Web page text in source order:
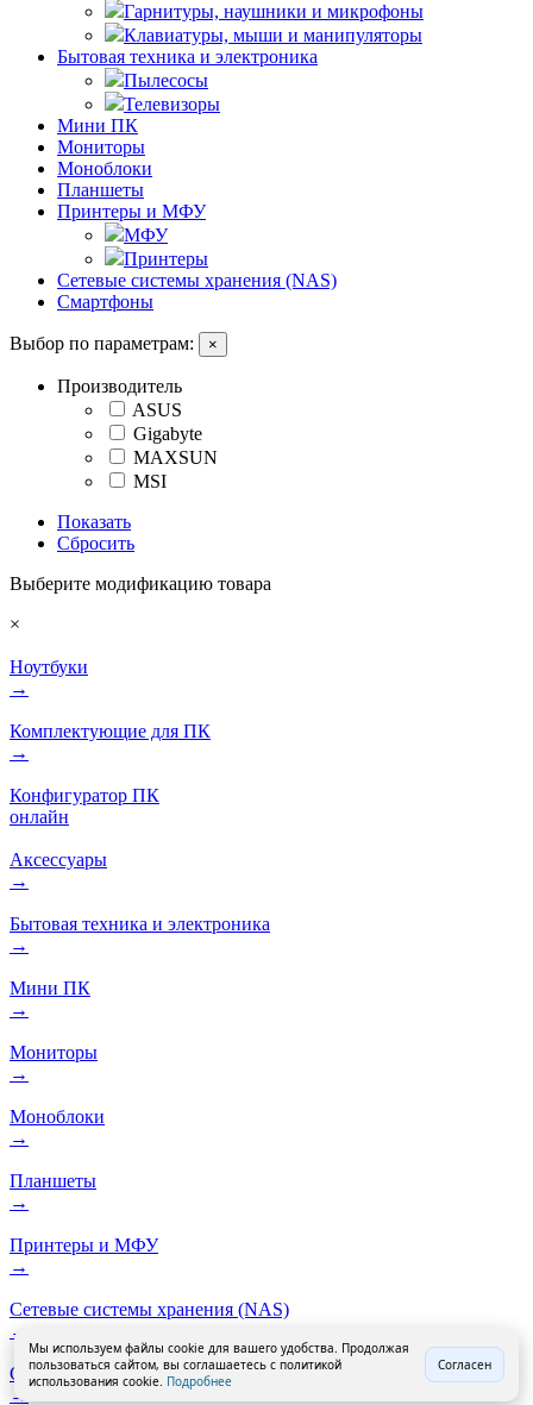
Гарнитуры, наушники и микрофоны
Клавиатуры, мыши и манипуляторы
Бытовая техника и электроника
Пылесосы
Телевизоры
Мини ПК
Мониторы
Моноблоки
Планшеты
Принтеры и МФУ
МФУ
Принтеры
Сетевые системы хранения (NAS)
Смартфоны
Выбор по параметрам: ×
Производитель
ASUS
Gigabyte
MAXSUN
MSI
Показать
Сбросить
Выберите модификацию товара
×
Мы используем файлы cookie для вашего удобства. Продолжая
пользоваться сайтом, вы соглашаетесь с политикой
использования cookie. Подробнее
Согласен
Ноутбуки
→
Комплектующие для ПК
→
Конфигуратор ПК
онлайн
Аксессуары
→
Бытовая техника и электроника
→
Мини ПК
→
Мониторы
→
Моноблоки
→
Планшеты
→
Принтеры и МФУ
→
Сетевые системы хранения (NAS)
→
Смартфоны
→